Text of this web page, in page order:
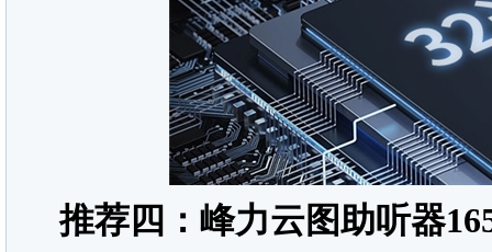
推荐四：峰力云图助听器